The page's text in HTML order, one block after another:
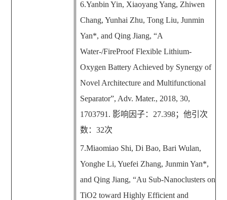
6.Yanbin Yin, Xiaoyang Yang, Zhiwen
Chang, Yunhai Zhu, Tong Liu, Junmin
Yan*, and Qing Jiang, “A
Water-/FireProof Flexible Lithium-
Oxygen Battery Achieved by Synergy of
Novel Architecture and Multifunctional
Separator”, Adv. Mater., 2018, 30,
1703791. 影响因子： 27.398；他引次
数： 32次
7.Miaomiao Shi, Di Bao, Bari Wulan,
Yonghe Li, Yuefei Zhang, Junmin Yan*,
and Qing Jiang, “Au Sub-Nanoclusters on
TiO2 toward Highly Efficient and